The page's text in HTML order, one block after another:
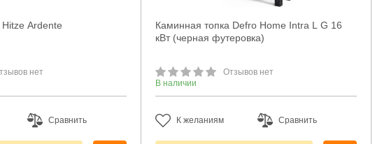
Ardente
нет
Сравнить
Каминная топка Defro Home Intra L G 16
кВт (черная футеровка)
Отзывов нет
В наличии
К желаниям Сравнить